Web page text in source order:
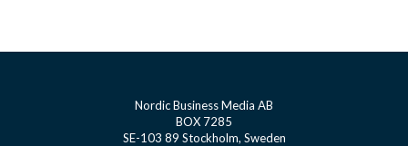
Nordic Business Media AB
BOX 7285
SE-103 89 Stockholm, Sweden